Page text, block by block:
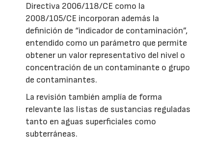
Directiva 2006/118/CE como la
2008/105/CE incorporan además la
definición de “indicador de contaminación”,
entendido como un parámetro que permite
obtener un valor representativo del nivel o
concentración de un contaminante o grupo
de contaminantes.
La revisión también amplía de forma
relevante las listas de sustancias reguladas
tanto en aguas superficiales como
subterráneas.